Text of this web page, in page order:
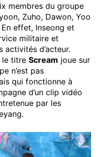
membres du groupe
Zuho, Dawon, Yoo
effet, Inseong et
militaire et
activités d’acteur.
le titre Scream joue sur
n’est pas
qui fonctionne à
d’un clip vidéo
par les